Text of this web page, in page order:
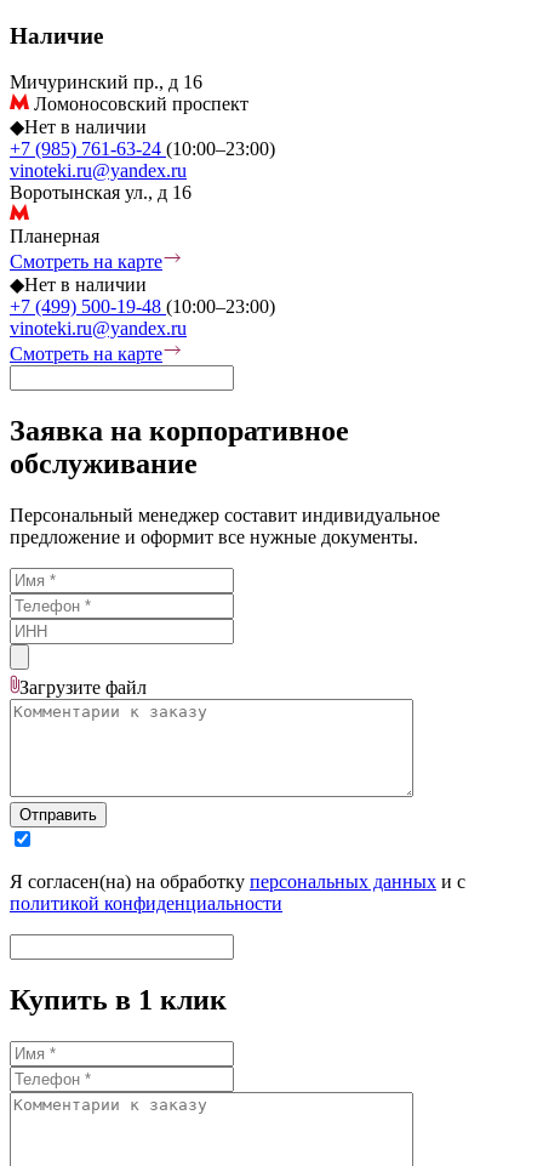
Наличие
Мичуринский пр., д 16
Ломоносовский проспект
◆Нет в наличии
+7 (985) 761-63-24 (10:00–23:00)
vinoteki.ru@yandex.ru
Воротынская ул., д 16
Планерная
Смотреть на карте
◆Нет в наличии
+7 (499) 500-19-48 (10:00–23:00)
vinoteki.ru@yandex.ru
Смотреть на карте
Заявка на корпоративное
обслуживание
Персональный менеджер составит индивидуальное
предложение и оформит все нужные документы.
Загрузите файл
Отправить
Я согласен(на) на обработку персональных данных и с
политикой конфиденциальности
Купить в 1 клик